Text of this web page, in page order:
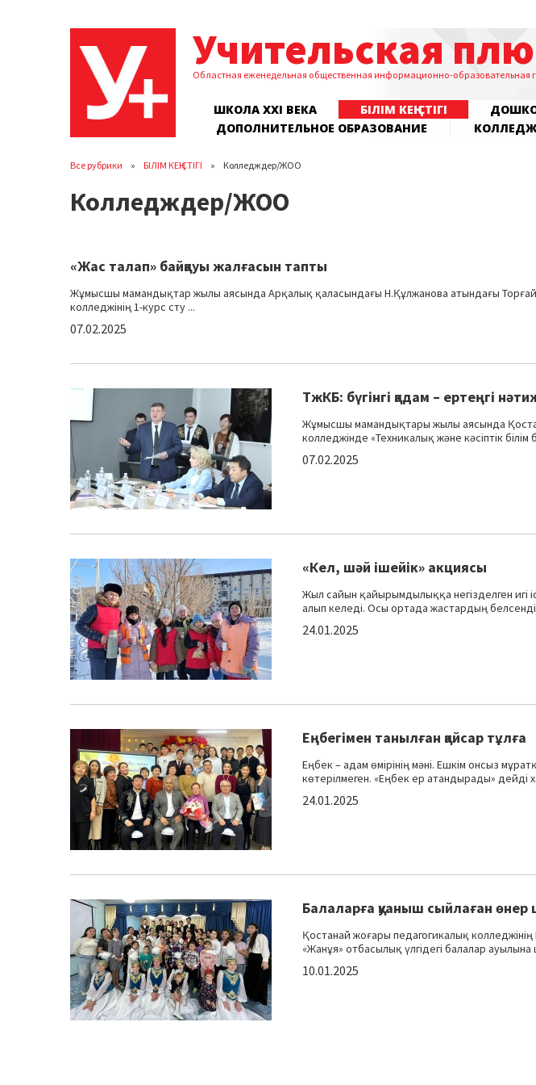
Учительская
Областная еженедельная общественная информационно-образовательная
ШКОЛА XXI ВЕКА БІЛІМ КЕҢІСТІГІ
ДОПОЛНИТЕЛЬНОЕ ОБРАЗОВАНИЕ
Все рубрики БІЛІМ КЕҢІСТІГІ Колледждер/ЖОО
Колледждер/ЖОО
«Жас талап» байқауы жалғасын тапты
Жұмысшы мамандықтар жылы аясында Арқалық қаласындағы Н.Құлжанова атындағы
колледжінің 1-курс сту ...
07.02.2025
ТжКБ: бүгінгі қадам – ертеңгі
Жұмысшы мамандықтары жылы аясында
колледжінде «Техникалық және кәсіптік білім
07.02.2025
«Кел, шәй ішейік» акциясы
Жыл сайын қайырымдылыққа негізделген игі
алып келеді. Осы ортада жастардың
24.01.2025
Еңбегімен танылған қайсар тұлға
Еңбек – адам өмірінің мәні. Ешкім онсыз
көтерілмеген. «Еңбек ер атандырады» дейді
24.01.2025
Балаларға қуаныш сыйлаған өнер
Қостанай жоғары педагогикалық
«Жанұя» отбасылық үлгідегі балалар
10.01.2025